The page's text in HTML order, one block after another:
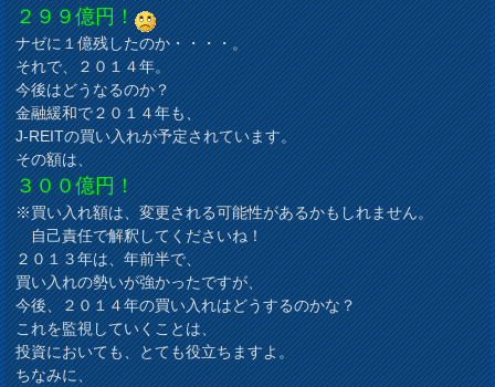
２９９億円！
ナゼに１億残したのか・・・・。
それで、２０１４年。
今後はどうなるのか？
金融緩和で２０１４年も、
J-REITの買い入れが予定されています。
その額は、
３００億円！
※買い入れ額は、変更される可能性があるかもしれません。
自己責任で解釈してくださいね！
２０１３年は、年前半で、
買い入れの勢いが強かったですが、
今後、２０１４年の買い入れはどうするのかな？
これを監視していくことは、
投資においても、とても役立ちますよ。
ちなみに、